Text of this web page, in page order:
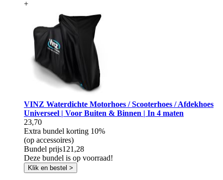
+
VINZ Waterdichte Motorhoes / Scooterhoes / Afdekhoes
Universeel | Voor Buiten & Binnen | In 4 maten
23,70
Extra bundel korting 10%
(op accessoires)
Bundel prijs121,28
Deze bundel is op voorraad!
Klik en bestel >